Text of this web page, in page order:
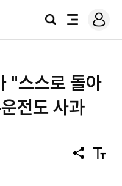
검
전
로
그
"스스로 돌아
전도 사과
공
유
텍
스